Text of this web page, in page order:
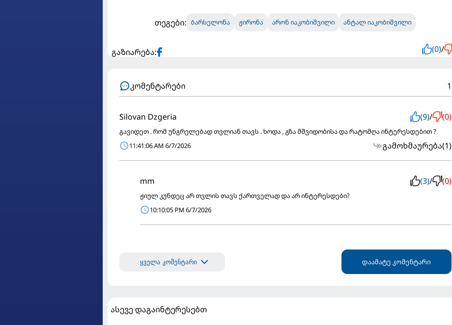
თეგები: ბარსელონა ჟირონა არონ იაკობიშვილი ანტალ იაკობიშვილი
გაზიარება: (0)/
კომენტარები 1
Silovan Dzgeria (9)/ (0)
გავიდეთ . რომ უნგრელებად თვლიან თავს . ხოდა , გზა მშვიდობისა და რატომღა ინტერესდებით ?
11:41:06 AM 6/7/2026
გამოხმაურება(1)
mm (3)/ (0)
ჟიულ კუნდეც არ თვლის თავს ქართველად და არ ინტერესდები?
10:10:05 PM 6/7/2026
ყველა კომენტარი დაამატე კომენტარი
ასევე დაგაინტერესებთ